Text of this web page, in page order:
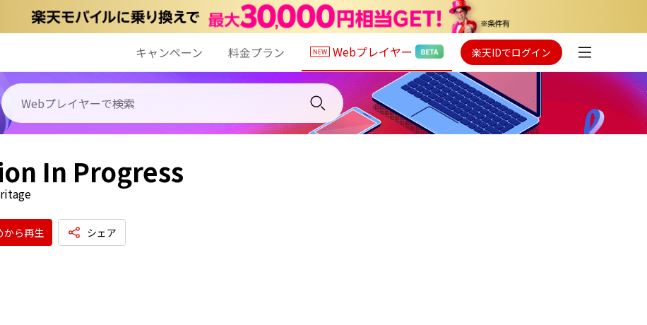
キャンペーン 料金プラン Webプレイヤー 楽天IDでログイン
In Progress
から再生 シェア